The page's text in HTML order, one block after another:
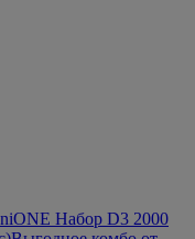
Набор D3 2000